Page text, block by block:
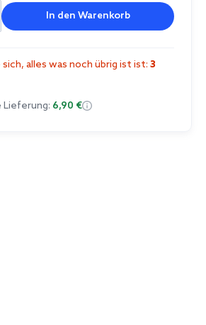
In den Warenkorb
sich, alles was noch übrig ist ist: 3
6,90 €